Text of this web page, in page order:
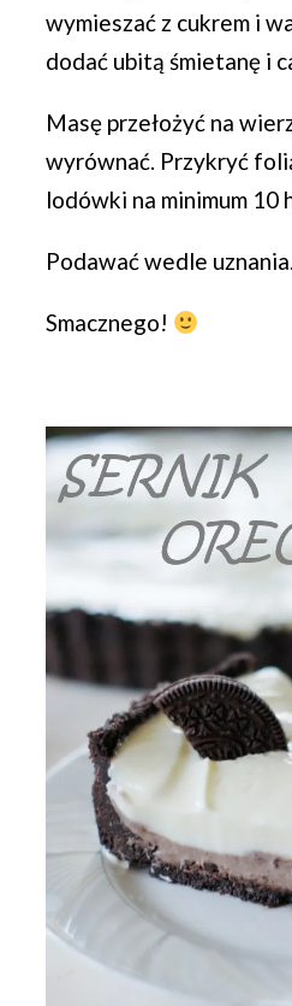
wymieszać z cukrem i
dodać ubitą śmietanę i
Masę przełożyć na
wyrównać. Przykryć
lodówki na minimum 10
Podawać wedle uznania.
Smacznego!